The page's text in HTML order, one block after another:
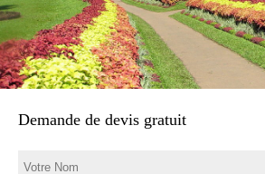
Demande de devis gratuit